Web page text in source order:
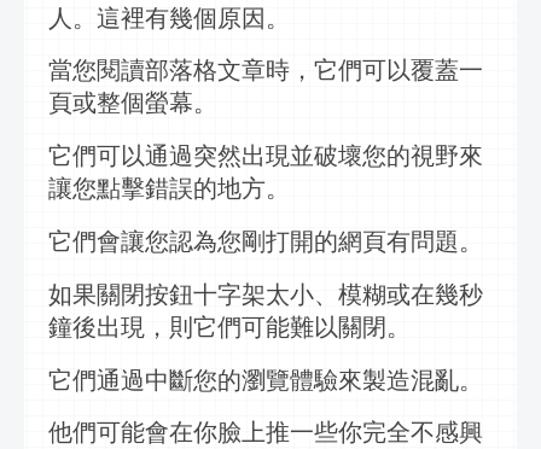
人。這裡有幾個原因。
當您閱讀部落格文章時，它們可以覆蓋一
頁或整個螢幕。
它們可以通過突然出現並破壞您的視野來
讓您點擊錯誤的地方。
它們會讓您認為您剛打開的網頁有問題。
如果關閉按鈕十字架太小、模糊或在幾秒
鐘後出現，則它們可能難以關閉。
它們通過中斷您的瀏覽體驗來製造混亂。
他們可能會在你臉上推一些你完全不感興